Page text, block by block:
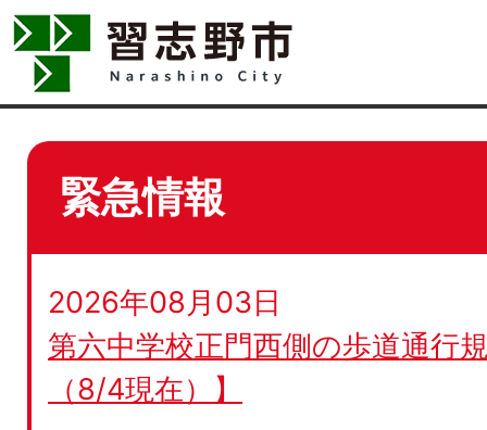
緊急情報
2026年08月03日
第六中学校正門西側の歩道通行
（8/4現在）】